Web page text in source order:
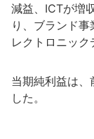
減益、ICTが増
り、ブランド
レクトロニック
当期純利益は
した。